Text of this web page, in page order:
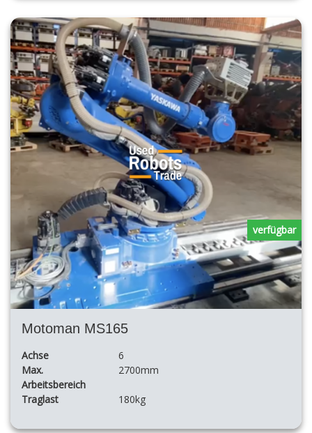
Motoman MS165
Achse
6
Max.
Arbeitsbereich
2700mm
Traglast 180kg
verfügbar